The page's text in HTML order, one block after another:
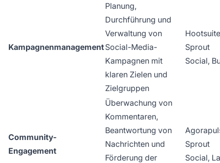
Kampagnenmanagement
Planung,
Durchführung und
Verwaltung von
Social-Media-
Kampagnen mit
klaren Zielen und
Zielgruppen
Sprout
Social,
Community-
Engagement
Überwachung von
Kommentaren,
Beantwortung von
Nachrichten und
Förderung der
Sprout
Social,